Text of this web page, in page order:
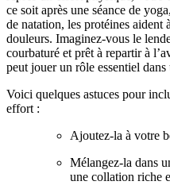
ce soit après une séance de
de natation, les protéines aident
douleurs. Imaginez-vous le
courbaturé et prêt à repartir à
peut jouer un rôle essentiel
Voici quelques astuces pour
effort :
Ajoutez-la à votre
Mélangez-la dans
une collation riche